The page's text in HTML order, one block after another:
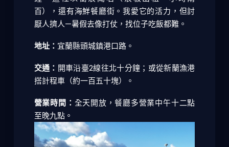
百），還有海鮮餐廳街。我愛它的活力，但討
厭人擠人—暑假去像打仗，找位子吃飯都難。
地址： 宜蘭縣頭城鎮港口路。
交通： 開車沿臺2線往北十分鐘；或從新蘭漁港
搭計程車（約一百五十塊）。
營業時間： 全天開放，餐廳多營業中午十二點
至晚九點。